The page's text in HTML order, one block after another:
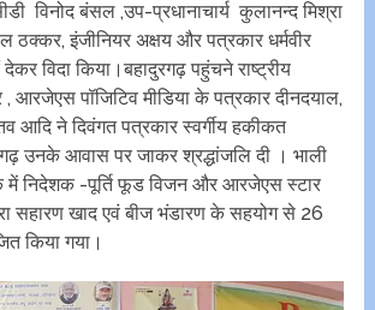
विनोद बंसल ,उप-प्रधानाचार्य कुलानन्द मिश्रा
ठक्कर, इंजीनियर अक्षय और पत्रकार धर्मवीर
विदा किया।बहादुरगढ़ पहुंचने राष्ट्रीय
आरजेएस पॉजिटिव मीडिया के पत्रकार दीनदयाल,
आदि ने दिवंगत पत्रकार स्वर्गीय हकीकत
उनके आवास पर जाकर श्रद्धांजलि दी । भाली
में निदेशक -पूर्ति फूड विजन और आरजेएस स्टार
सहारण खाद एवं बीज भंडारण के सहयोग से 26
किया गया।